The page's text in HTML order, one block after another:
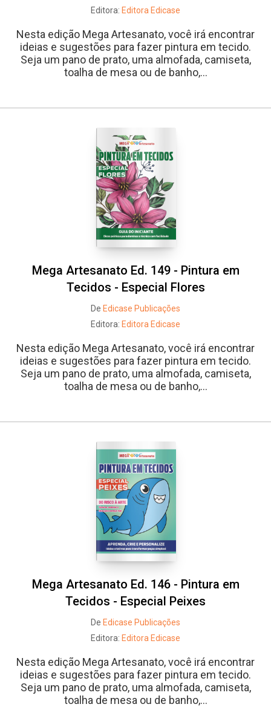
Editora: Editora Edicase
Nesta edição Mega Artesanato, você irá encontrar
ideias e sugestões para fazer pintura em tecido.
Seja um pano de prato, uma almofada, camiseta,
toalha de mesa ou de banho,...
Mega Artesanato Ed. 149 - Pintura em
Tecidos - Especial Flores
De Edicase Publicações
Editora: Editora Edicase
Nesta edição Mega Artesanato, você irá encontrar
ideias e sugestões para fazer pintura em tecido.
Seja um pano de prato, uma almofada, camiseta,
toalha de mesa ou de banho,...
Mega Artesanato Ed. 146 - Pintura em
Tecidos - Especial Peixes
De Edicase Publicações
Editora: Editora Edicase
Nesta edição Mega Artesanato, você irá encontrar
ideias e sugestões para fazer pintura em tecido.
Seja um pano de prato, uma almofada, camiseta,
toalha de mesa ou de banho,...